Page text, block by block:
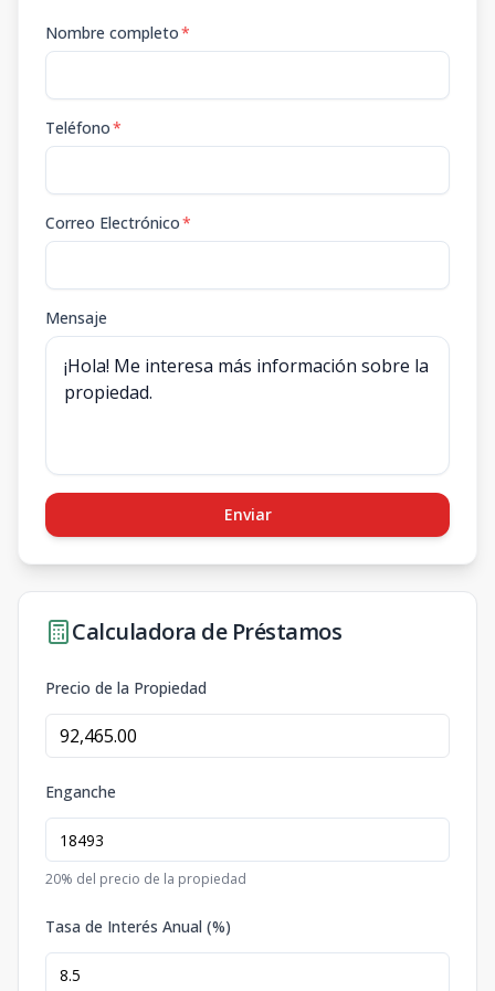
Nombre completo*
Teléfono*
Correo Electrónico*
Mensaje
Enviar
Calculadora de Préstamos
Precio de la Propiedad
Enganche
20% del precio de la propiedad
Tasa de Interés Anual (%)